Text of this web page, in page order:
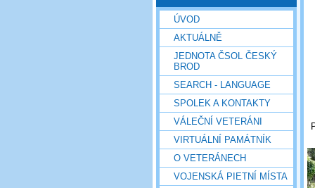
ÚVOD
AKTUÁLNĚ
JEDNOTA ČSOL ČESKÝ
BROD
SEARCH - LANGUAGE
SPOLEK A KONTAKTY
VÁLEČNÍ VETERÁNI
VIRTUÁLNÍ PAMÁTNÍK
O VETERÁNECH
VOJENSKÁ PIETNÍ MÍSTA